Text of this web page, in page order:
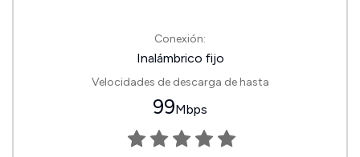
Conexión:
Inalámbrico fijo
Velocidades de descarga de hasta
99Mbps